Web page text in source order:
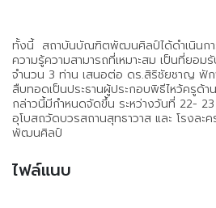
ทั้งนี้ สถาบันบัณฑิตพัฒนศิลป์ได้ดำเนินก
ความรู้ความสามารถที่เหมาะสม เป็นที่ยอม
จำนวน 3 ท่าน เสนอต่อ ดร.สิริชัยชาญ ฟั
สืบทอดเป็นประธานผู้ประกอบพิธีไหว้ครูด้
กล่าวนี้มีกำหนดจัดขึ้น ระหว่างวันที่ 22-
อุโบสถวัดบวรสถานสุทธาวาส และ โรงล
พัฒนศิลป์
ไฟล์แนบ